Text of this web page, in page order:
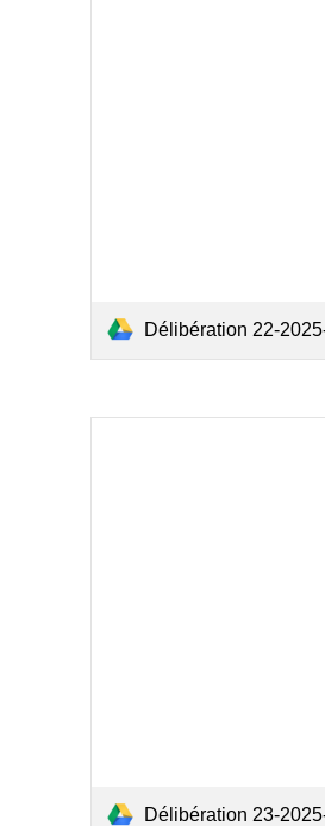
Délibération 22-
Délibération 23-